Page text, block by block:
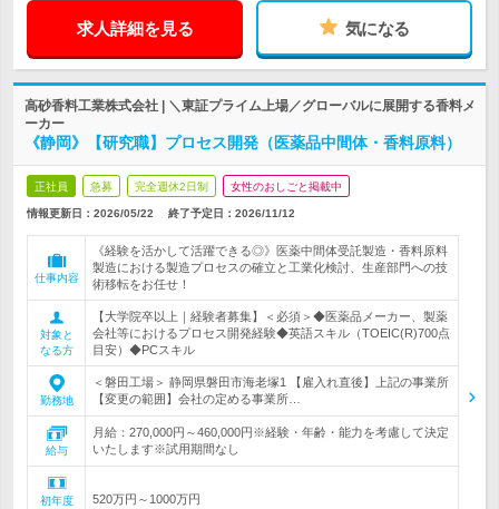
求人詳細を見る 気になる
高砂香料工業株式会社 | ＼東証プライム上場／グローバルに展開する香料メ
ーカー
《静岡》【研究職】プロセス開発（医薬品中間体・香料原料）
正社員 急募 完全週休2日制 女性のおしごと掲載中
情報更新日：2026/05/22 終了予定日： 2026/11/12
仕事内容
《経験を活かして活躍できる◎》医薬中間体受託製造・香料原料
製造における製造プロセスの確立と工業化検討、生産部門への技
術移転をお任せ！
対象と
なる方
【大学院卒以上｜経験者募集】＜必須＞◆医薬品メーカー、製薬
会社等におけるプロセス開発経験◆英語スキル（TOEIC(R)700点
目安）◆PCスキル
勤務地
＜磐田工場＞ 静岡県磐田市海老塚1 【雇入れ直後】上記の事業所
【変更の範囲】会社の定める事業所…
給与
月給：270,000円～460,000円※経験・年齢・能力を考慮して決定
いたします※試用期間なし
初年度 520万円～1000万円